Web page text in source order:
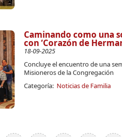
Caminando como una
con ‘Corazón de
18-09-2025
Concluye el encuentro de una
Misioneros de la Congregación
Categoría: Noticias de Familia